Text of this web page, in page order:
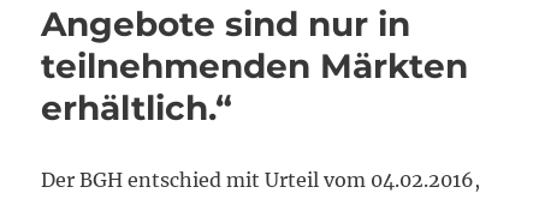
Angebote sind nur in
teilnehmenden Märkten
erhältlich.“
Der BGH entschied mit Urteil vom 04.02.2016,